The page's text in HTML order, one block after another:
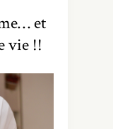
et
vie !!